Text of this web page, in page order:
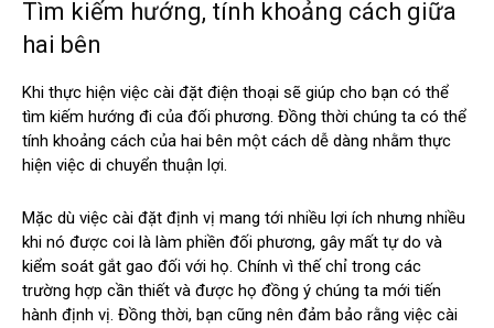
Tìm kiếm hướng, tính khoảng cách giữa
hai bên
Khi thực hiện việc cài đặt điện thoại sẽ giúp cho bạn có thể
tìm kiếm hướng đi của đối phương. Đồng thời chúng ta có thể
tính khoảng cách của hai bên một cách dễ dàng nhằm thực
hiện việc di chuyển thuận lợi.
Mặc dù việc cài đặt định vị mang tới nhiều lợi ích nhưng nhiều
khi nó được coi là làm phiền đối phương, gây mất tự do và
kiểm soát gắt gao đối với họ. Chính vì thế chỉ trong các
trường hợp cần thiết và được họ đồng ý chúng ta mới tiến
hành định vị. Đồng thời, bạn cũng nên đảm bảo rằng việc cài